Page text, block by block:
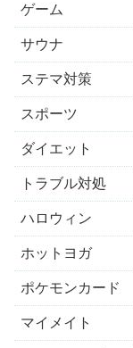
ゲーム
サウナ
ステマ対策
スポーツ
ダイエット
トラブル対処
ハロウィン
ホットヨガ
ポケモンカード
マイメイト